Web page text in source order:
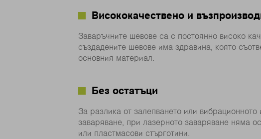
Висококачествено и
Заваръчните шевове са с постоянно високо
създадените шевове има здравина, която
основния материал.
Без остатъци
За разлика от залепването или вибрационното
заваряване, при лазерното заваряване няма
или пластмасови стърготини.